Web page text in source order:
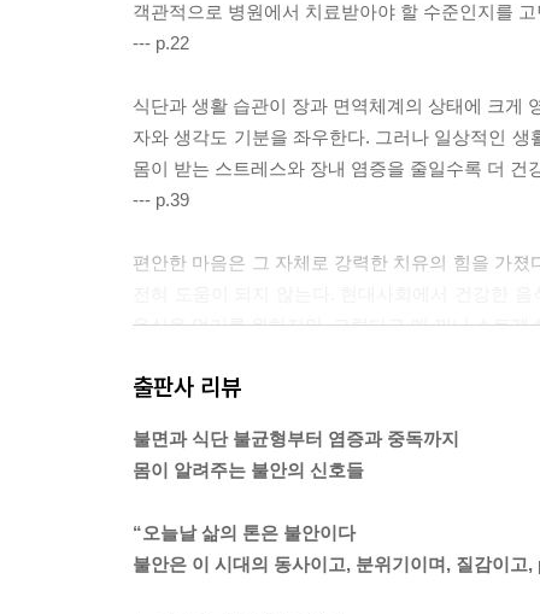
객관적으로 병원에서 치료받아야 할 수준인지를
--- p.22
식단과 생활 습관이 장과 면역체계의 상태에 크게
자와 생각도 기분을 좌우한다. 그러나 일상적인
몸이 받는 스트레스와 장내 염증을 줄일수록 더 건
--- p.39
편안한 마음은 그 자체로 강력한 치유의 힘을 가
음식을 먹기를 원하지만, 그렇다고 매 끼니 스트
식사하기 매우 어려운 나라에 살고 있다. 특히 집
건 슈거 크래시를 피하는 것보다 그게 더 도움이 될
--- p.62
화면을 들여다보는 자세가 뇌에 불안을 전할 수
영향을 미치고, 교감신경계와 연결된 어깨, 등 위
출판사 리뷰
불면과 식단 불균형부터 염증과 중독까지
몸이 알려주는 불안의 신호들
“오늘날 삶의 톤은 불안이다
불안은 이 시대의 동사이고, 분위기이며, 질감이고,